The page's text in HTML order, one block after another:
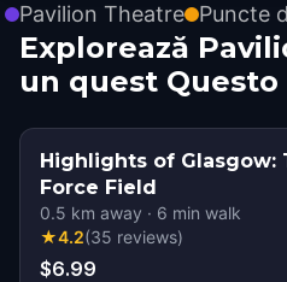
Pavilion Theatre Puncte
Explorează
un quest Questo
Highlights of Glasgow:
Force Field
0.5 km away · 6 min walk
★4.2(35 reviews)
$6.99